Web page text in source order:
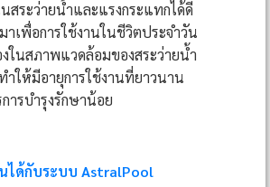
สระว่ายน้ำและแรงกระแทกได้ดี
เพื่อการใช้งานในชีวิตประจำวัน
งในสภาพแวดล้อมของสระว่ายน้ำ
ำให้มีอายุการใช้งานที่ยาวนาน
ารบำรุงรักษาน้อย
ได้กับระบบ AstralPool